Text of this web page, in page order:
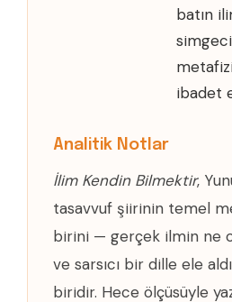
batın
ibadet
Analitik Notlar
İlim Kendin Bilmektir,
tasavvuf şiirinin temel
birini — gerçek ilmin ne
ve sarsıcı bir dille ele
biridir. Hece ölçüsüyle